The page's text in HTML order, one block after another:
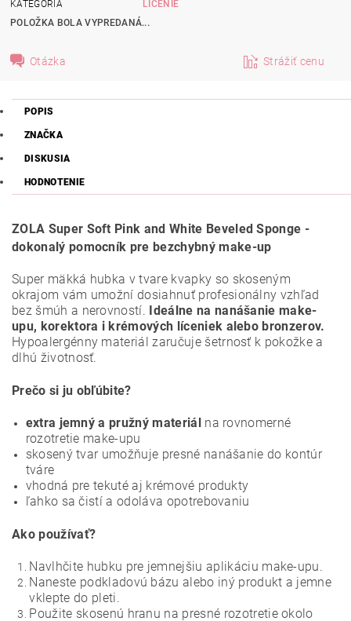
KATEGÓRIA
LÍČENIE
POLOŽKA BOLA VYPREDANÁ...
Otázka Strážiť cenu
POPIS
ZNAČKA
DISKUSIA
HODNOTENIE
ZOLA Super Soft Pink and White Beveled Sponge -
dokonalý pomocník pre bezchybný make-up
Super mäkká hubka v tvare kvapky so skoseným
okrajom vám umožní dosiahnuť profesionálny vzhľad
bez šmúh a nerovností. Ideálne na nanášanie make-
upu, korektora i krémových líceniek alebo bronzerov.
Hypoalergénny materiál zaručuje šetrnosť k pokožke a
dlhú životnosť.
Prečo si ju obľúbite?
extra jemný a pružný materiálna rovnomerné
rozotretie make-upu
skosený tvar umožňuje presné nanášanie do kontúr
tváre
vhodná pre tekuté aj krémové produkty
ľahko sa čistí a odoláva opotrebovaniu
Ako používať?
Navlhčite hubku pre jemnejšiu aplikáciu make-upu.
Naneste podkladovú bázu alebo iný produkt a jemne
vklepte do pleti.
Použite skosenú hranu na presné rozotretie okolo